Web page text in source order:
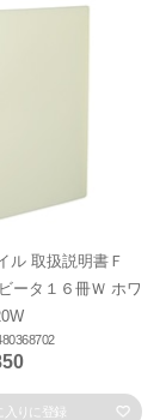
ル 取扱説明書Ｆ
ータ１６冊Ｗ ホワ
入りに登録